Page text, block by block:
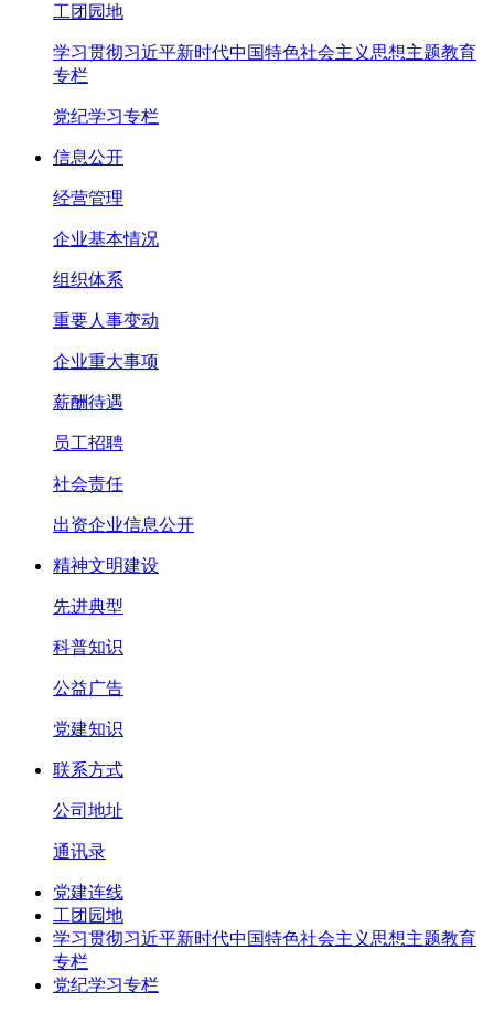
工团园地
学习贯彻习近平新时代中国特色社会主义思想主题教育
专栏
党纪学习专栏
信息公开
经营管理
企业基本情况
组织体系
重要人事变动
企业重大事项
薪酬待遇
员工招聘
社会责任
出资企业信息公开
精神文明建设
先进典型
科普知识
公益广告
党建知识
联系方式
公司地址
通讯录
党建连线
工团园地
学习贯彻习近平新时代中国特色社会主义思想主题教育
专栏
党纪学习专栏